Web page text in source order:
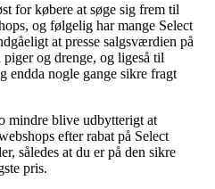
for købere at søge sig frem til
og følgelig har mange Select
at presse salgsværdien på
og drenge, og ligeså til
endda nogle gange sikre fragt
mindre blive udbytterigt at
efter rabat på Select
således at du er på den sikre
pris.